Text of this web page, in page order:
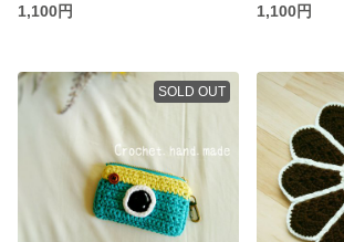
1,100円
1,100円
SOLD OUT